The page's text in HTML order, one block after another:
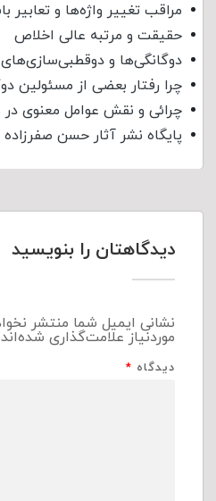
مراقب تغییر واژه‌ها و تعابیر
حقیقت و مرتبه عالی اخلاص
دوگانگی‌ها و
چرا رفتار بعضی از مسئولین
چرائی و نقش عوامل معنوی در
پایگاه نشر آثار حسن صفرزاده
دیدگاهتان را بنویسید
نشانی ایمیل شما منتشر
موردنیاز علامت‌گذاری
دیدگاه *